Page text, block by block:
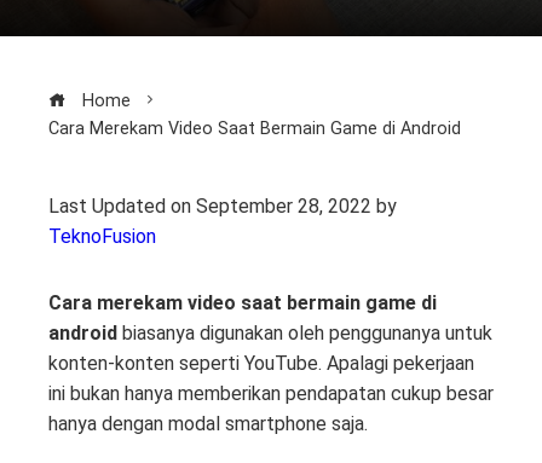
Home
Cara Merekam Video Saat Bermain Game di Android
Last Updated on September 28, 2022 by
TeknoFusion
Cara merekam video saat bermain game di
android biasanya digunakan oleh penggunanya untuk
konten-konten seperti YouTube. Apalagi pekerjaan
ini bukan hanya memberikan pendapatan cukup besar
hanya dengan modal smartphone saja.